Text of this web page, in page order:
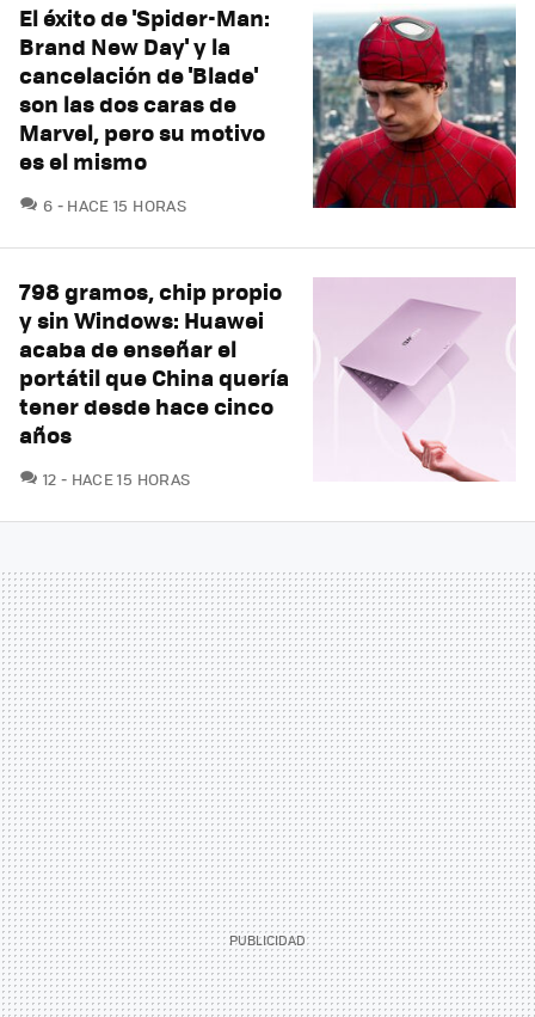
El éxito de 'Spider-Man:
Brand New Day' y la
cancelación de 'Blade'
son las dos caras de
Marvel, pero su motivo
es el mismo
6 COMENTARIOS
HACE 15 HORAS
798 gramos, chip propio
y sin Windows: Huawei
acaba de enseñar el
portátil que China quería
tener desde hace cinco
años
12 COMENTARIOS
HACE 15 HORAS